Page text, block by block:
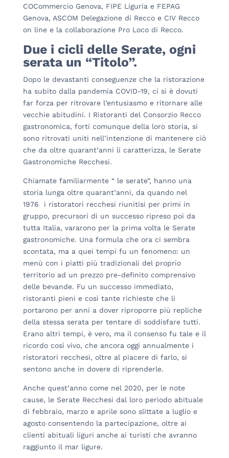
COCommercio Genova, FIPE Liguria e FEPAG
Genova, ASCOM Delegazione di Recco e CIV Recco
on line e la collaborazione Pro Loco di Recco.
Due i cicli delle Serate, ogni
serata un “Titolo”.
Dopo le devastanti conseguenze che la ristorazione
ha subito dalla pandemia COVID-19, ci si è dovuti
far forza per ritrovare l’entusiasmo e ritornare alle
vecchie abitudini. I Ristoranti del Consorzio Recco
gastronomica, forti comunque della loro storia, si
sono ritrovati uniti nell’intenzione di mantenere ciò
che da oltre quarant’anni li caratterizza, le Serate
Gastronomiche Recchesi.
Chiamate familiarmente “ le serate”, hanno una
storia lunga oltre quarant’anni, da quando nel
1976 i ristoratori recchesi riunitisi per primi in
gruppo, precursori di un successo ripreso poi da
tutta Italia, vararono per la prima volta le Serate
gastronomiche. Una formula che ora ci sembra
scontata, ma a quei tempi fu un fenomeno: un
menù con i piatti più tradizionali del proprio
territorio ad un prezzo pre-definito comprensivo
delle bevande. Fu un successo immediato,
ristoranti pieni e così tante richieste che li
portarono per anni a dover riproporre più repliche
della stessa serata per tentare di soddisfare tutti.
Erano altri tempi, è vero, ma il consenso fu tale e il
ricordo così vivo, che ancora oggi annualmente i
ristoratori recchesi, oltre al piacere di farlo, si
sentono anche in dovere di riprenderle.
Anche quest’anno come nel 2020, per le note
cause, le Serate Recchesi dal loro periodo abituale
di febbraio, marzo e aprile sono slittate a luglio e
agosto consentendo la partecipazione, oltre ai
clienti abituali liguri anche ai turisti che avranno
raggiunto il mar ligure.